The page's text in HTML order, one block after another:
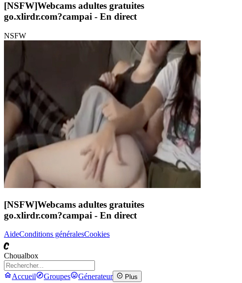
[NSFW]Webcams adultes gratuites
go.xlirdr.com?campai - En direct
NSFW
[NSFW]Webcams adultes gratuites
go.xlirdr.com?campai - En direct
AideConditions généralesCookies
C
Choualbox
Accueil Groupes Génerateur Plus